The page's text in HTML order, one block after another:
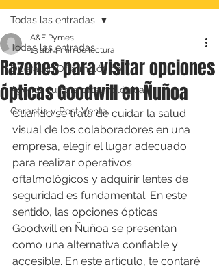
Todas las entradas
Operativo Oftalmológico
Agenda tu hora oftalmológica
Garantía y Post Venta
Todas las entradas
Razones para visitar opciones
ópticas Goodwill en Ñuñoa
A&F Pymes
13 abr4 min de lectura
Cuando se trata de cuidar la salud
visual de los colaboradores en una
empresa, elegir el lugar adecuado
para realizar operativos
oftalmológicos y adquirir lentes de
seguridad es fundamental. En este
sentido, las opciones ópticas
Goodwill en Ñuñoa se presentan
como una alternativa confiable y
accesible. En este artículo, te contaré